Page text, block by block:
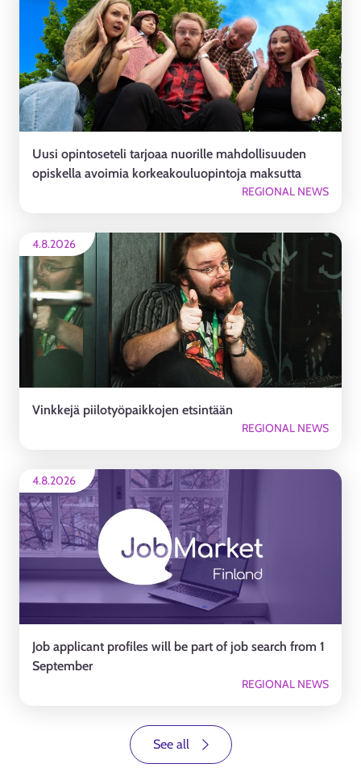
Uusi opintoseteli tarjoaa nuorille mahdollisuuden
opiskella avoimia korkeakouluopintoja maksutta
REGIONAL NEWS
4.8.2026
Vinkkejä piilotyöpaikkojen etsintään
REGIONAL NEWS
4.8.2026
Job applicant profiles will be part of job search from 1
September
REGIONAL NEWS
See all